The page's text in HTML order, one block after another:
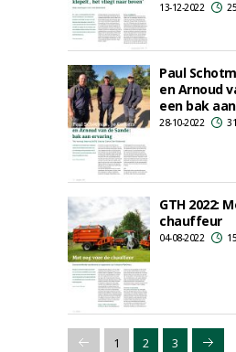
13-12-2022
Paul
en Arnoud
een bak
28-10-2022
GTH 2022:
chauffeur
04-08-2022
1 2 3